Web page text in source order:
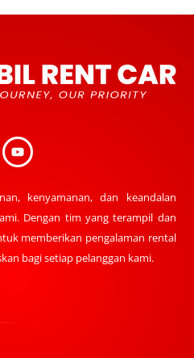
kenyamanan, dan keandalan
Dengan tim yang terampil dan
memberikan pengalaman rental
bagi setiap pelanggan kami.